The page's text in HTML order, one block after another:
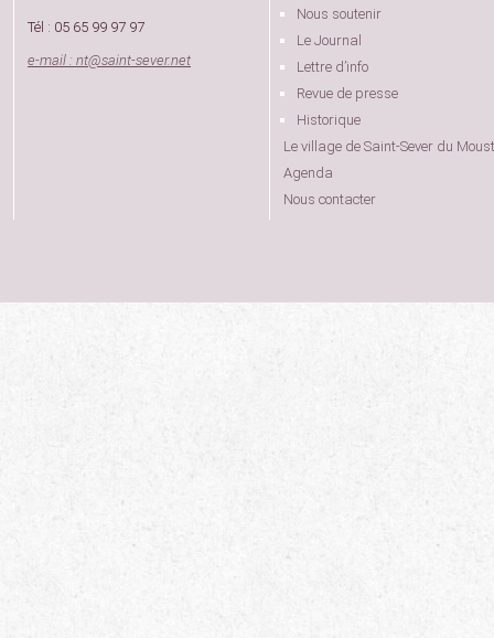
Tél : 05 65 99 97 97
e-mail : nt@saint-sever.net
Nous soutenir
Le Journal
Lettre d’info
Revue de presse
Historique
Le village de Saint-Sever du
Agenda
Nous contacter